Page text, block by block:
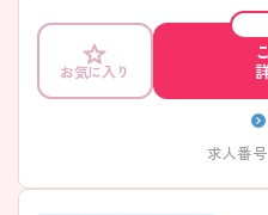
のある方には面接のポイントなど
お気軽にご連絡ください。
お気に入り
求人番